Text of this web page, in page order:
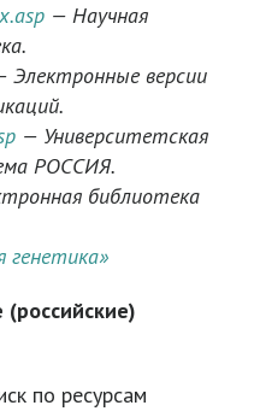
— Научная
версии
— Университетская
РОССИЯ.
библиотека
генетика»
по ресурсам